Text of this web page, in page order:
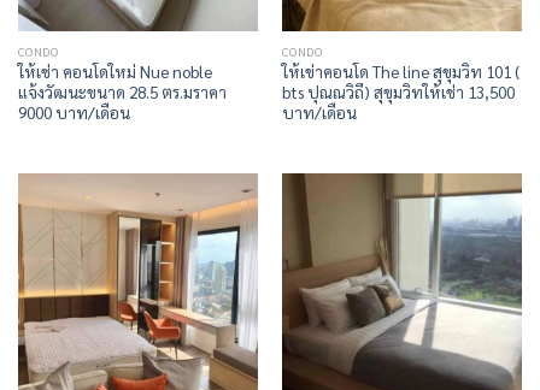
CONDO
ให้เช่า คอนโดใหม่ Nue noble
แจ้งวัฒนะขนาด 28.5 ตร.มราคา
9000 บาท/เดือน
CONDO
ให้เข่าคอนโด The line สุขุมวิท 101 (
bts ปุณณวิถี) สุขุมวิทให้เช่า 13,500
บาท/เดือน